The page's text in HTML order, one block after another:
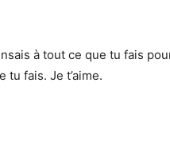
à tout ce que tu fais
tu fais. Je t’aime.